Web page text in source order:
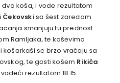
koša, i vode rezultatom
iČekovski sa šest zaredom
smanjuju tu prednost.
Ramljaka, te koševima
košarkaši se brzo vraćaju sa
te gosti košem Rikića
rezultatom 18:15.